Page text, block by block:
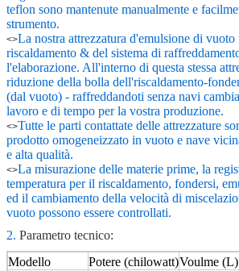
teflon sono mantenute manualmente e
strumento.
<>La nostra attrezzatura d'emulsione di vuoto
riscaldamento & del sistema di
l'elaborazione. All'interno di questa stessa
riduzione della bolla dell'riscaldamento-
(dal vuoto) - raffreddandoti senza navi
lavoro e di tempo per la vostra produzione.
<>Tutte le parti contattate delle attrezzature
prodotto omogeneizzato in vuoto e nave
e alta qualità.
<>La misurazione delle materie prime, la
temperatura per il riscaldamento, fondersi,
ed il cambiamento della velocità di
vuoto possono essere controllati.
2. Parametro tecnico:
Modello
Potere (chilowatt)Voulme (L)